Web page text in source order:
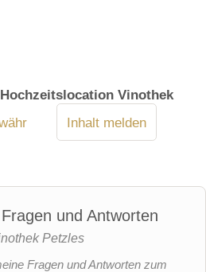
Hochzeitslocation Vinothek
Inhalt melden
und Antworten
Petzles
Fragen und Antworten zum